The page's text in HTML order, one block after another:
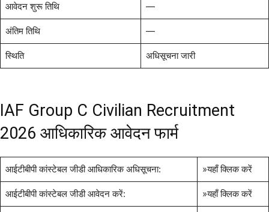
आवेदन शुरू तिथि —
अंतिम तिथि —
स्थिति अधिसूचना जारी
IAF Group C Civilian Recruitment
2026 आधिकारिक आवेदन फार्म
आईटीबीपी कांस्टेबल जीडी आधिकारिक अधिसूचना: »यहाँ क्लिक करें
आईटीबीपी कांस्टेबल जीडी आवेदन करें: »यहाँ क्लिक करें